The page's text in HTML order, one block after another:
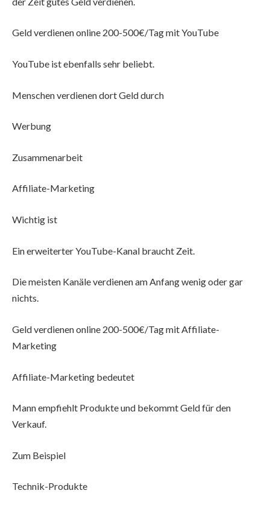
Geld verdienen online 200-500€/Tag mit YouTube
YouTube ist ebenfalls sehr beliebt.
Menschen verdienen dort Geld durch
Werbung
Zusammenarbeit
Affiliate-Marketing
Wichtig ist
Ein erweiterter YouTube-Kanal braucht Zeit.
Die meisten Kanäle verdienen am Anfang wenig oder gar
nichts.
Geld verdienen online 200-500€/Tag mit Affiliate-
Marketing
Affiliate-Marketing bedeutet
Mann empfiehlt Produkte und bekommt Geld für den
Verkauf.
Zum Beispiel
Technik-Produkte